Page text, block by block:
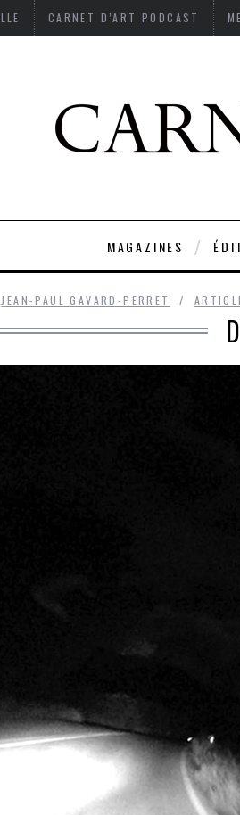
CARNET D’ART PODCAST
MAGAZINES
JEAN-PAUL GAVARD-PERRET